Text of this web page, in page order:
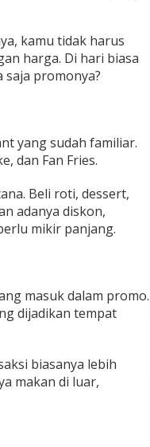
kamu tidak harus
harga. Di hari biasa
saja promonya?
yang sudah familiar.
dan Fan Fries.
Beli roti, dessert,
adanya diskon,
mikir panjang.
masuk dalam promo.
dijadikan tempat
biasanya lebih
makan di luar,